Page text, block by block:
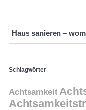
Haus sanieren –
Schlagwörter
Achtsamkeit